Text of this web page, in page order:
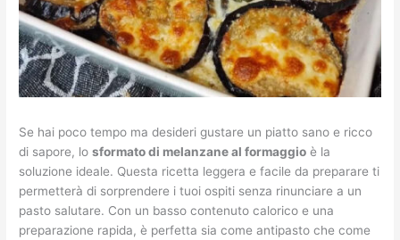
Se hai poco tempo ma desideri gustare un piatto sano e ricco
di sapore, losformato di melanzane al formaggio è la
soluzione ideale. Questa ricetta leggera e facile da preparare ti
permetterà di sorprendere i tuoi ospiti senza rinunciare a un
pasto salutare. Con un basso contenuto calorico e una
preparazione rapida, è perfetta sia come antipasto che come